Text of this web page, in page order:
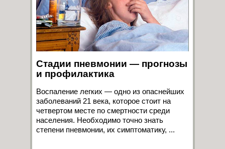
Стадии пневмонии — прогнозы
и профилактика
Воспаление легких — одно из опаснейших
заболеваний 21 века, которое стоит на
четвертом месте по смертности среди
населения. Необходимо точно знать
степени пневмонии, их симптоматику, ...